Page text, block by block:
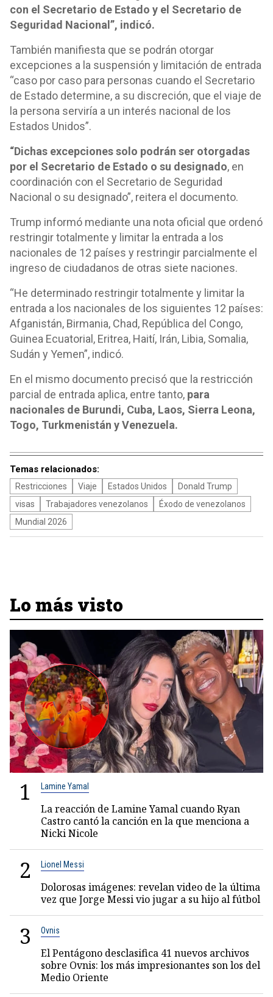
con el Secretario de Estado y el Secretario de
Seguridad Nacional”, indicó.
También manifiesta que se podrán otorgar
excepciones a la suspensión y limitación de entrada
“caso por caso para personas cuando el Secretario
de Estado determine, a su discreción, que el viaje de
la persona serviría a un interés nacional de los
Estados Unidos”.
“Dichas excepciones solo podrán ser otorgadas
por el Secretario de Estado o su designado, en
coordinación con el Secretario de Seguridad
Nacional o su designado”, reitera el documento.
Trump informó mediante una nota oficial que ordenó
restringir totalmente y limitar la entrada a los
nacionales de 12 países y restringir parcialmente el
ingreso de ciudadanos de otras siete naciones.
“He determinado restringir totalmente y limitar la
entrada a los nacionales de los siguientes 12 países:
Afganistán, Birmania, Chad, República del Congo,
Guinea Ecuatorial, Eritrea, Haití, Irán, Libia, Somalia,
Sudán y Yemen”, indicó.
En el mismo documento precisó que la restricción
parcial de entrada aplica, entre tanto, para
nacionales de Burundi, Cuba, Laos, Sierra Leona,
Togo, Turkmenistán y Venezuela.
Temas relacionados:
Restricciones Viaje Estados Unidos
Donald Trump
visas
Trabajadores venezolanos
Éxodo de venezolanos
Mundial 2026
Lo más visto
1 Lamine Yamal
La reacción de Lamine Yamal cuando Ryan
Castro cantó la canción en la que menciona a
Nicki Nicole
2 Lionel Messi
Dolorosas imágenes: revelan video de la última
vez que Jorge Messi vio jugar a su hijo al fútbol
3 Ovnis
El Pentágono desclasifica 41 nuevos archivos
sobre Ovnis: los más impresionantes son los del
Medio Oriente